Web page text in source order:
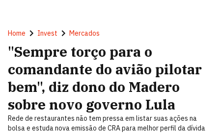
Home Invest Mercados
"Sempre torço para o
comandante do avião pilotar
bem", diz dono do Madero
sobre novo governo Lula
Rede de restaurantes não tem pressa em listar suas ações na
bolsa e estuda nova emissão de CRA para melhor perfil da dívida